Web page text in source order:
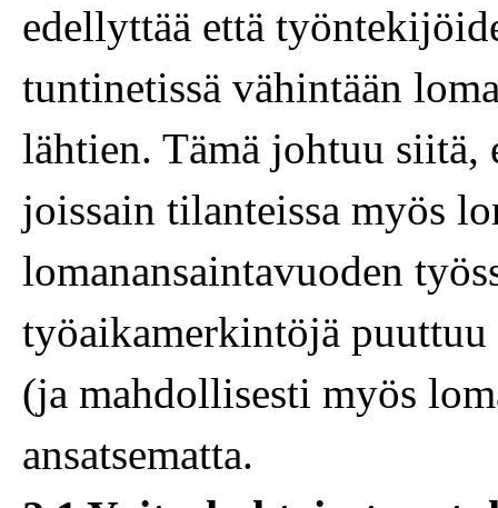
edellyttää että
tuntinetissä vähintään
lähtien. Tämä johtuu siitä,
joissain tilanteissa myös
lomanansaintavuoden
työaikamerkintöjä
(ja mahdollisesti myös
ansatsematta.